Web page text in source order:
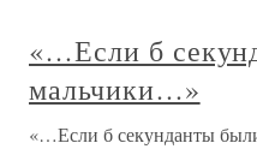
«…Если б
мальчики…»
«…Если б секунданты